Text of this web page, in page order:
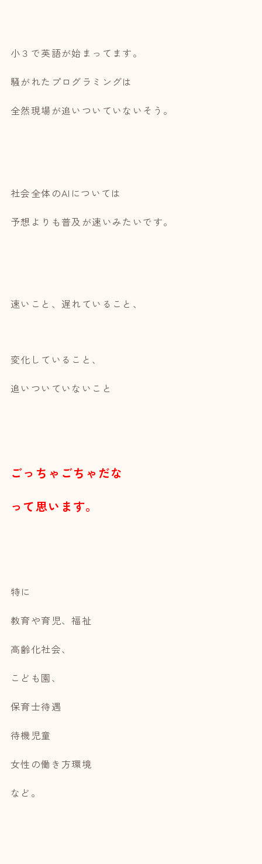
小３で英語が始まってます。
騒がれた プログラミングは
全然現場が追いついていない そう。
社会全体のAIについては
予想よりも 普及が速いみたいです。
速いこと、遅れていること、
変化していること、
追いついていないこと
ごっちゃごちゃだな
って思います。
特に
教育や育児、福祉
高齢化社会、
こども園、
保育士待遇
待機児童
女性の働き方環境
など。